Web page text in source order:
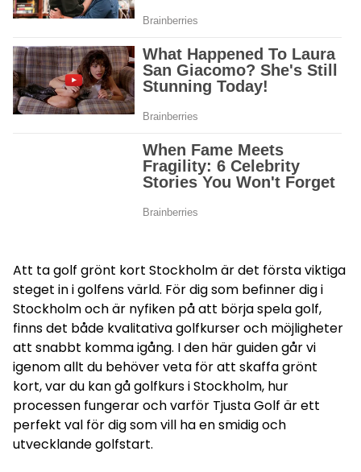
Att tagolf grönt kort Stockholmär det första viktiga
steget in i golfens värld. För dig som befinner dig i
Stockholm och är nyfiken på att börja spela golf,
finns det både kvalitativa golfkurser och möjligheter
att snabbt komma igång. I den här guiden går vi
igenom allt du behöver veta för att skaffa grönt
kort, var du kan gå golfkurs i Stockholm, hur
processen fungerar och varför Tjusta Golf är ett
perfekt val för dig som vill ha en smidig och
utvecklande golfstart.